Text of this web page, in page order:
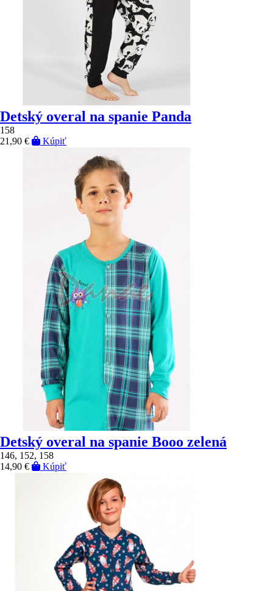
Detský overal na spanie Panda
158
21,90 €
Kúpiť
Detský overal na spanie Booo zelená
146, 152, 158
14,90 €
Kúpiť